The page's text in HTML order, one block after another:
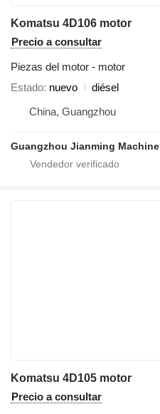
Komatsu 4D106 motor
Precio a consultar
Piezas del motor - motor
Estado nuevo
diésel
China, Guangzhou
Komatsu 4D105 motor
Precio a consultar